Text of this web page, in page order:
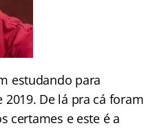
estudando para
De lá pra cá foram
certames e este é a